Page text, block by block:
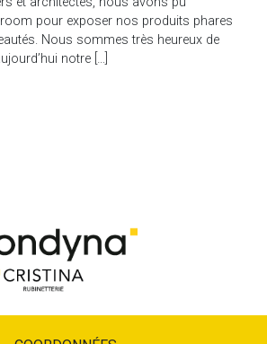
pour exposer nos produits phares
Nous sommes très heureux de
notre […]